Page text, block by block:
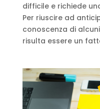
difficile e richiede
Per riuscire ad
conoscenza di
risulta essere un